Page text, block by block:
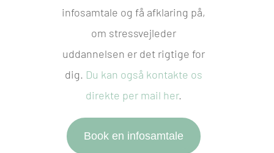
infosamtale og få afklaring på,
om stressvejleder
uddannelsen er det rigtige for
dig. Du kan også kontakte os
direkte per mail her.
Book en infosamtale